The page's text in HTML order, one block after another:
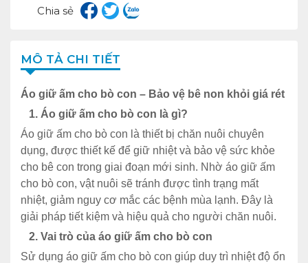
Chia sẻ
MÔ TẢ CHI TIẾT
Áo giữ ấm cho bò con – Bảo vệ bê non khỏi giá rét
1. Áo giữ ấm cho bò con là gì?
Áo giữ ấm cho bò con là thiết bị chăn nuôi chuyên
dụng, được thiết kế để giữ nhiệt và bảo vệ sức khỏe
cho bê con trong giai đoạn mới sinh. Nhờ áo giữ ấm
cho bò con, vật nuôi sẽ tránh được tình trạng mất
nhiệt, giảm nguy cơ mắc các bệnh mùa ạnh. Đây là
giải pháp tiếtkiệm và hiệu quả cho người chăn nuôi.
2. Vai trò của áo giữ ấm cho bò con
Sử dụng áo giữ ấm cho bò con giúp duy trì nhiệtđộ ổn